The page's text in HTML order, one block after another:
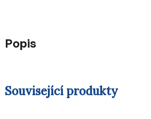
Popis
Související produkty